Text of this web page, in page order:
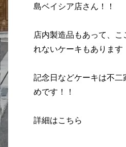
島ベイシア店さん！！
店内製造品もあって、こ
れないケーキもあります
記念日などケーキは不二
めです！！
詳細はこちら